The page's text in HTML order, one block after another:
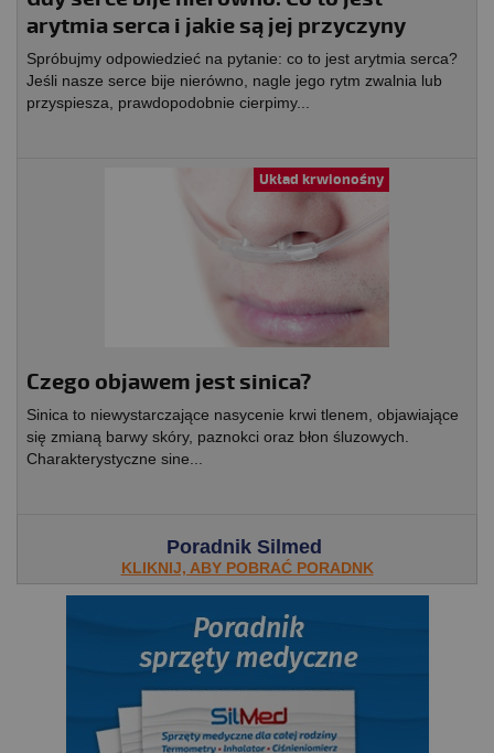
arytmia serca i jakie są jej przyczyny
Spróbujmy odpowiedzieć na pytanie: co to jest arytmia serca?
Jeśli nasze serce bije nierówno, nagle jego rytm zwalnia lub
przyspiesza, prawdopodobnie cierpimy...
Układ krwionośny
Czego objawem jest sinica?
Sinica to niewystarczające nasycenie krwi tlenem, objawiające
się zmianą barwy skóry, paznokci oraz błon śluzowych.
Charakterystyczne sine...
Poradnik Silmed
KLIKNIJ, ABY POBRAĆ PORADNK